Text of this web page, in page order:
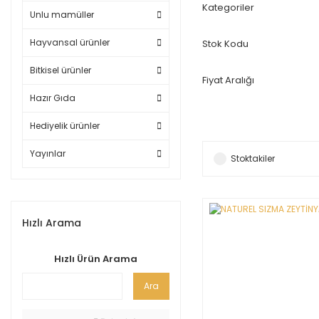
Unlu mamüller
Hayvansal ürünler
Bitkisel ürünler
Hazır Gıda
Hediyelik ürünler
Yayınlar
Hızlı Arama
Hızlı Ürün Arama
Ara
Kategoriler
Stok Kodu
Fiyat Aralığı
Stoktakiler